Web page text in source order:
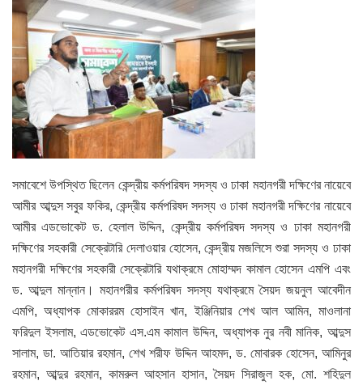
সমাবেশে উপস্থিত ছিলেন কেন্দ্রীয় কর্মপরিষদ সদস্য ও ঢাকা মহানগরী দক্ষিণের নায়েবে
আমীর আব্দুস সবুর ফকির, কেন্দ্রীয় কর্মপরিষদ সদস্য ও ঢাকা মহানগরী দক্ষিণের নায়েবে
আমীর এডভোকেট ড. হেলাল উদ্দিন, কেন্দ্রীয় কর্মপরিষদ সদস্য ও ঢাকা মহানগরী
দক্ষিণের সহকারী সেক্রেটারি দেলাওয়ার হোসেন, কেন্দ্রীয় মজলিসে শুরা সদস্য ও ঢাকা
মহানগরী দক্ষিণের সহকারী সেক্রেটারি যথাক্রমে মোহাম্মদ কামাল হোসেন এমপি এবং
ড. আব্দুল মান্নান। মহানগরীর কর্মপরিষদ সদস্য যথাক্রমে সৈয়দ জয়নুল আবেদীন
এমপি, অধ্যাপক মোকাররম হোসাইন খান, ইঞ্জিনিয়ার শেখ আল আমিন, মাওলানা
ফরিদুল ইসলাম, এডভোকেট এস.এম কামাল উদ্দিন, অধ্যাপক নুর নবী মানিক, আব্দুস
সালাম, ডা. আতিয়ার রহমান, শেখ শরীফ উদ্দিন আহমদ, ড. মোবারক হোসেন, আমিনুর
রহমান, আব্দুর রহমান, কামরুল আহসান হাসান, সৈয়দ সিরাজুল হক, মো. শহিদুল